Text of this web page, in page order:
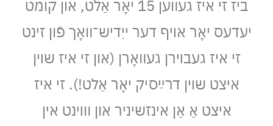
ביז זי איז געװען 15 יאָר אַלט, און קומט
יעדעס יאָר אױף דער ייִדיש־װאָך פֿון זינט
זי איז געבױרן געװאָרן (און זי איז שױן
איצט שױן דרײַסיק יאָר אַלט!). זי איז
איצט אַ אַן אינזשיניר און װױנט אין